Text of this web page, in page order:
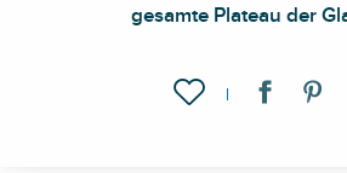
gesamte Plateau der
Ajouter aux favoris